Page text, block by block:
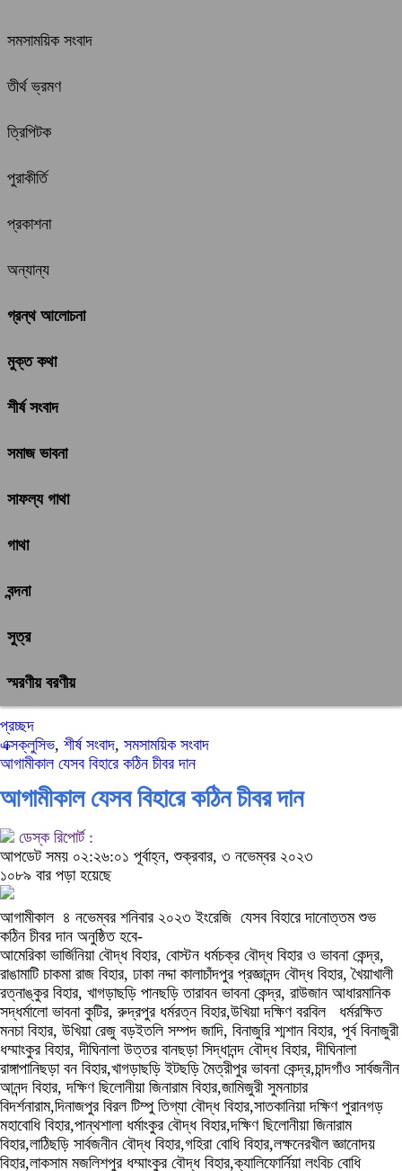
সমসাময়িক সংবাদ
তীর্থ ভ্রমণ
ত্রিপিটক
পুরাকীর্তি
প্রকাশনা
অন্যান্য
গ্রন্থ আলোচনা
মুক্ত কথা
শীর্ষ সংবাদ
সমাজ ভাবনা
সাফল্য গাথা
গাথা
বন্দনা
সুত্র
স্মরণীয় বরণীয়
প্রচ্ছদ
এক্সক্লুসিভ, শীর্ষ সংবাদ, সমসাময়িক সংবাদ
আগামীকাল যেসব বিহারে কঠিন চীবর দান
আগামীকাল যেসব বিহারে কঠিন চীবর দান
ডেস্ক রিপোর্ট :
আপডেট সময় ০২:২৬:০১ পূর্বাহ্ন, শুক্রবার, ৩ নভেম্বর ২০২৩
১০৮৯ বার পড়া হয়েছে
আগামীকাল ৪ নভেম্বর শনিবার ২০২৩ ইংরেজি যেসব বিহারে দানোত্তম শুভ
কঠিন চীবর দান অনুষ্ঠিত হবে-
আমেরিকা ভার্জিনিয়া বৌদ্ধ বিহার, বোস্টন ধর্মচক্র বৌদ্ধ বিহার ও ভাবনা কেন্দ্র,
রাঙামাটি চাকমা রাজ বিহার, ঢাকা নদ্দা কালাচাঁদপুর প্রজ্ঞানন্দ বৌদ্ধ বিহার, খৈয়াখালী
রত্নাঙ্কুর বিহার, খাগড়াছড়ি পানছড়ি তারাবন ভাবনা কেন্দ্র, রাউজান আধারমানিক
সদ্ধর্মালো ভাবনা কুটির, রুদ্রপুর ধর্মরত্ন বিহার,উখিয়া দক্ষিণ বরবিল ধর্মরক্ষিত
মনচা বিহার, উখিয়া রেজু বড়ইতলি সম্পদ জাদি, বিনাজুরি শ্মশান বিহার, পূর্ব বিনাজুরী
ধম্মাংকুর বিহার, দীঘিনালা উত্তর বানছড়া সিদ্ধানন্দ বৌদ্ধ বিহার, দীঘিনালা
রাঙ্গাপানিছড়া বন বিহার,খাগড়াছড়ি ইটছড়ি মৈত্রীপুর ভাবনা কেন্দ্র,চান্দগাঁও সার্বজনীন
আনন্দ বিহার, দক্ষিণ ছিলোনীয়া জিনারাম বিহার,জামিজুরী সুমনাচার
বিদর্শনারাম,দিনাজপুর বিরল টিম্পু তিগ্যা বৌদ্ধ বিহার,সাতকানিয়া দক্ষিণ পুরানগড়
মহাবোধি বিহার,পান্থশালা ধর্মাংকুর বৌদ্ধ বিহার,দক্ষিণ ছিলোনীয়া জিনারাম
বিহার,লাঠিছড়ি সার্বজনীন বৌদ্ধ বিহার,গহিরা বোধি বিহার,লক্ষনেরখীল জ্ঞানোদয়
বিহার,লাকসাম মজলিশপুর ধম্মাংকুর বৌদ্ধ বিহার,ক্যালিফোর্নিয়া লংবিচ বোধি